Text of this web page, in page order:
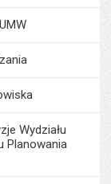
Wydziału
Planowania